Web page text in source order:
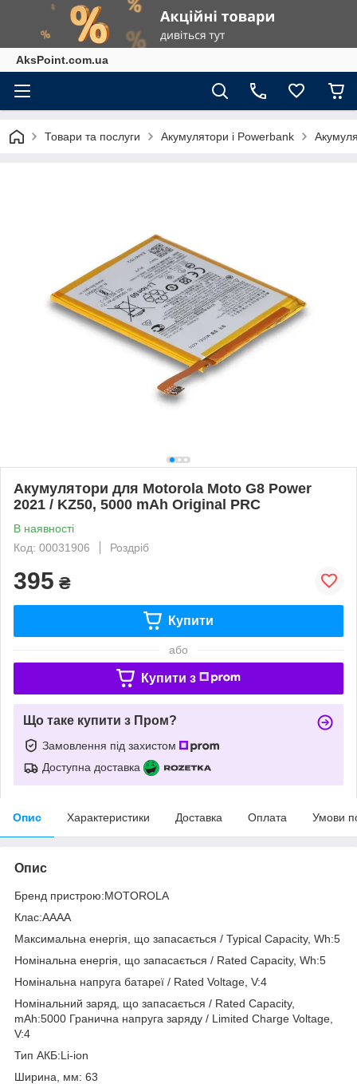
AksPoint.com.ua
Товари та послуги Акумулятори і Powerbank
Акумулятори для Motorola Moto G8 Power
2021 / KZ50, 5000 mAh Original PRC
В наявності
Код: 00031906
Роздріб
395 ₴
Купити
або
Купити з
Що таке купити з Пром?
Замовлення під захистом
Доступна доставка
Опис Характеристики Доставка Оплата Умови
Опис
Бренд пристрою:MOTOROLA
Клас:AAAA
Максимальна енергія, що запасається / Typical Capacity, Wh:5
Номінальна енергія, що запасається / Rated Capacity, Wh:5
Номінальна напруга батареї / Rated Voltage, V:4
Номінальний заряд, що запасається / Rated Capacity,
mAh:5000 Гранична напруга заряду / Limited Charge Voltage,
V:4
Тип АКБ:Li-ion
Ширина, мм: 63